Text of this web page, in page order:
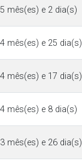
mês(es) e 2 dia(s)
mês(es) e 25 dia(s)
mês(es) e 17 dia(s)
mês(es) e 8 dia(s)
mês(es) e 26 dia(s)